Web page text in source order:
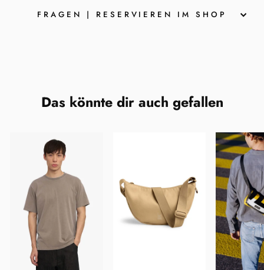
FRAGEN | RESERVIEREN IM SHOP
Das könnte dir auch gefallen